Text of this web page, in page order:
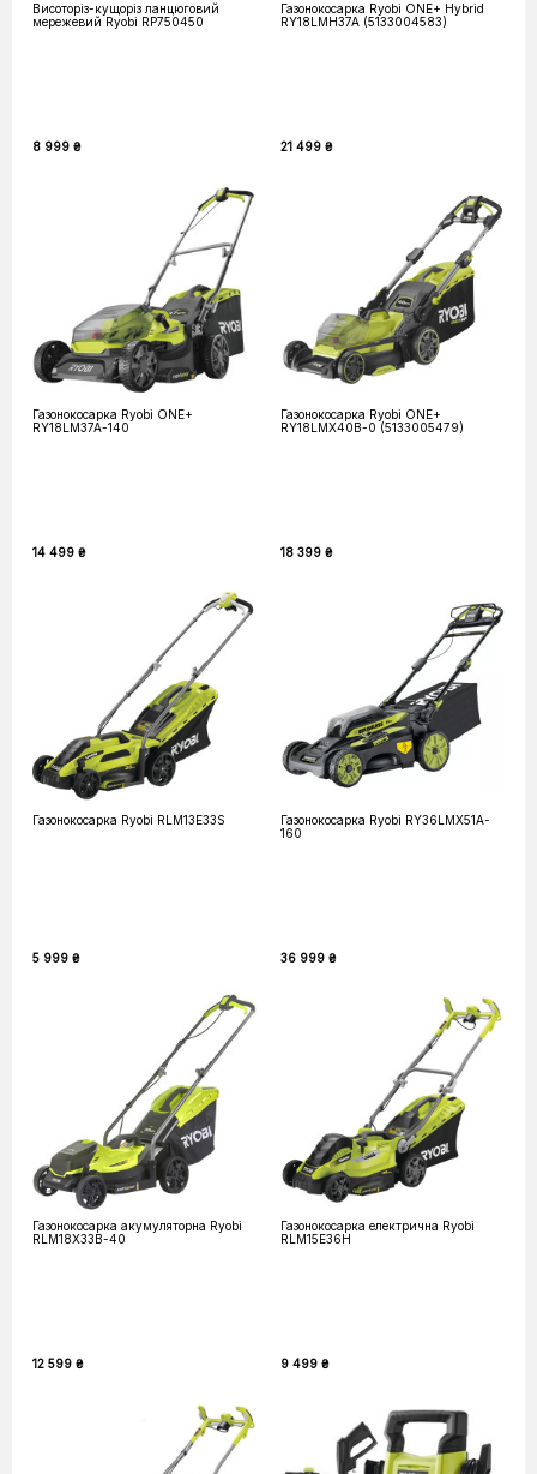
Висоторіз-кущоріз ланцюговий
мережевий Ryobi RP750450
8 999 ₴
Газонокосарка Ryobi ONE+ Hybrid
RY18LMH37A (5133004583)
21 499 ₴
Газонокосарка Ryobi ONE+
RY18LM37A-140
14 499 ₴
Газонокосарка Ryobi ONE+
RY18LMX40B-0 (5133005479)
18 399 ₴
Газонокосарка Ryobi RLM13E33S
5 999 ₴
Газонокосарка Ryobi RY36LMX51A-
160
36 999 ₴
Газонокосарка акумуляторна Ryobi
RLM18X33B-40
12 599 ₴
Газонокосарка електрична Ryobi
RLM15E36H
9 499 ₴